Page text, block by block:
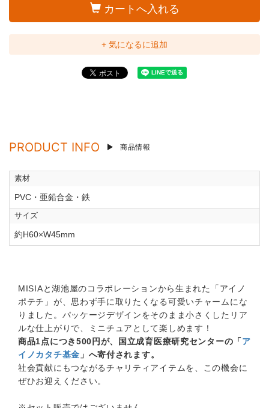
カートへ入れる
+ 気になるに追加
PRODUCT INFO 商品情報
素材
PVC・亜鉛合金・鉄
サイズ
約H60×W45mm
MISIAと湖池屋のコラボレーションから生まれた「アイノ
ポテチ」が、思わず手に取りたくなる可愛いチャームにな
りました。パッケージデザインをそのまま小さくしたリア
ルな仕上がりで、ミニチュアとして楽しめます！
商品1点につき500円が、国立成育医療研究センターの「ア
イノカタチ基金 」へ寄付されます。
社会貢献にもつながるチャリティアイテムを、この機会に
ぜひお迎えください。